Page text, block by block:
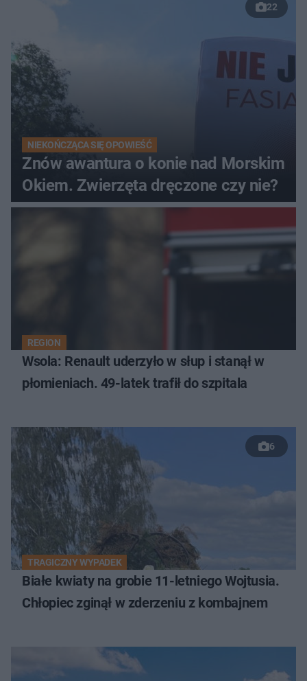
22
NIEKOŃCZĄCA SIĘ OPOWIEŚĆ
Znów awantura o konie nad Morskim
Okiem. Zwierzęta dręczone czy nie?
REGION
Wsola: Renault uderzyło w słup i stanął w
płomieniach. 49-latek trafił do szpitala
6
TRAGICZNY WYPADEK
Białe kwiaty na grobie 11-letniego Wojtusia.
Chłopiec zginął w zderzeniu z kombajnem